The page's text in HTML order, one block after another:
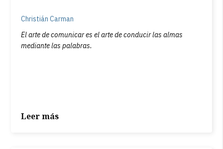
Christián Carman
El arte de comunicar es el arte de conducir las almas
mediante las palabras.
Leer más